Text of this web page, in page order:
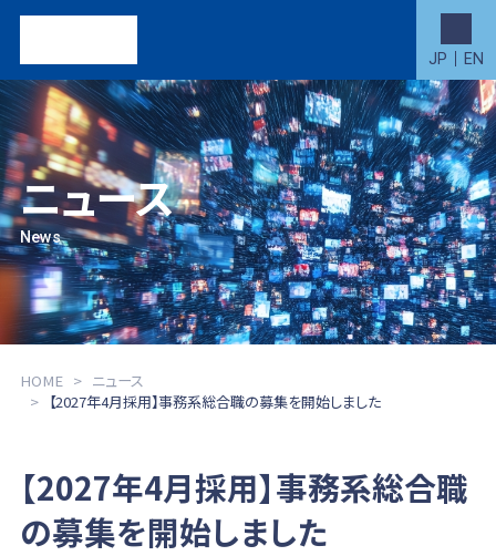
JP EN
ニュース
News
HOME
ニュース
【2027年4月採用】事務系総合職の募集を開始しました
【2027年4月採用】事務系総合職
の募集を開始しました